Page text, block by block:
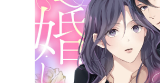
arca comics
G-Lish
ジャンルから探す
BLコミック
ニュース